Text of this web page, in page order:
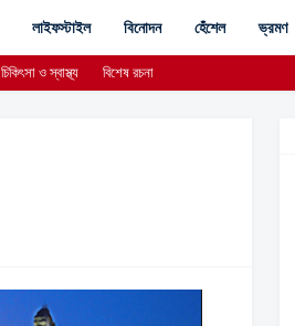
লাইফস্টাইল বিনোদন হেঁশেল ভ্রমণ
চিকিৎসা ও স্বাস্থ্য বিশেষ রচনা